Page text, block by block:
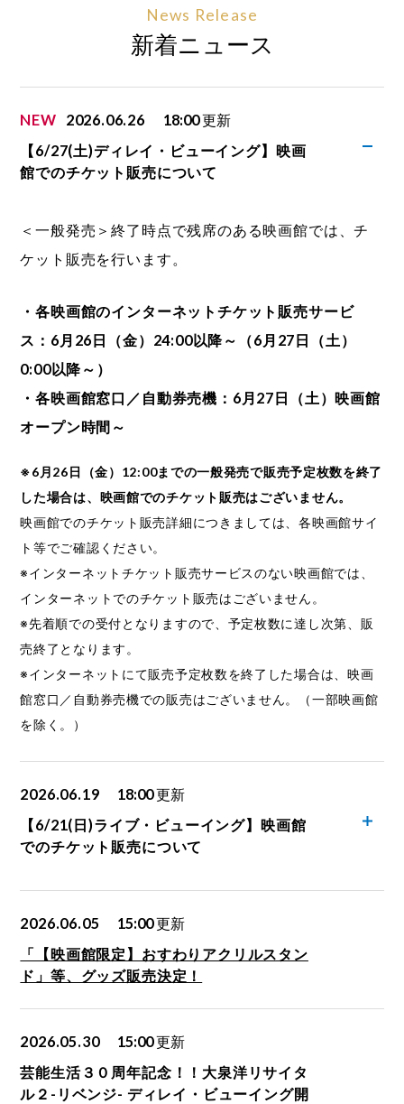
News Release
新着ニュース
NEW 2026.06.26 18:00更新
【6/27(土)ディレイ・ビューイング】映画
館でのチケット販売について
＜一般発売＞終了時点で残席のある映画館では、チ
ケット販売を行います。
・各映画館のインターネットチケット販売サービ
ス：6月26日（金）24:00以降～（6月27日（土）
0:00以降～）
・各映画館窓口／自動券売機：6月27日（土）映画館
オープン時間～
※6月26日（金）12:00までの一般発売で販売予定枚数を終了
した場合は、映画館でのチケット販売はございません。
映画館でのチケット販売詳細につきましては、各映画館サイ
ト等でご確認ください。
※インターネットチケット販売サービスのない映画館では、
インターネットでのチケット販売はございません。
※先着順での受付となりますので、予定枚数に達し次第、販
売終了となります。
※インターネットにて販売予定枚数を終了した場合は、映画
館窓口／自動券売機での販売はございません。（一部映画館
を除く。）
2026.06.19 18:00更新
【6/21(日)ライブ・ビューイング】映画館
でのチケット販売について
2026.06.05 15:00更新
「【映画館限定】おすわりアクリルスタン
ド」等、グッズ販売決定！
2026.05.30 15:00更新
芸能生活３０周年記念！！大泉洋リサイタ
ル２-リベンジ- ディレイ・ビューイング開